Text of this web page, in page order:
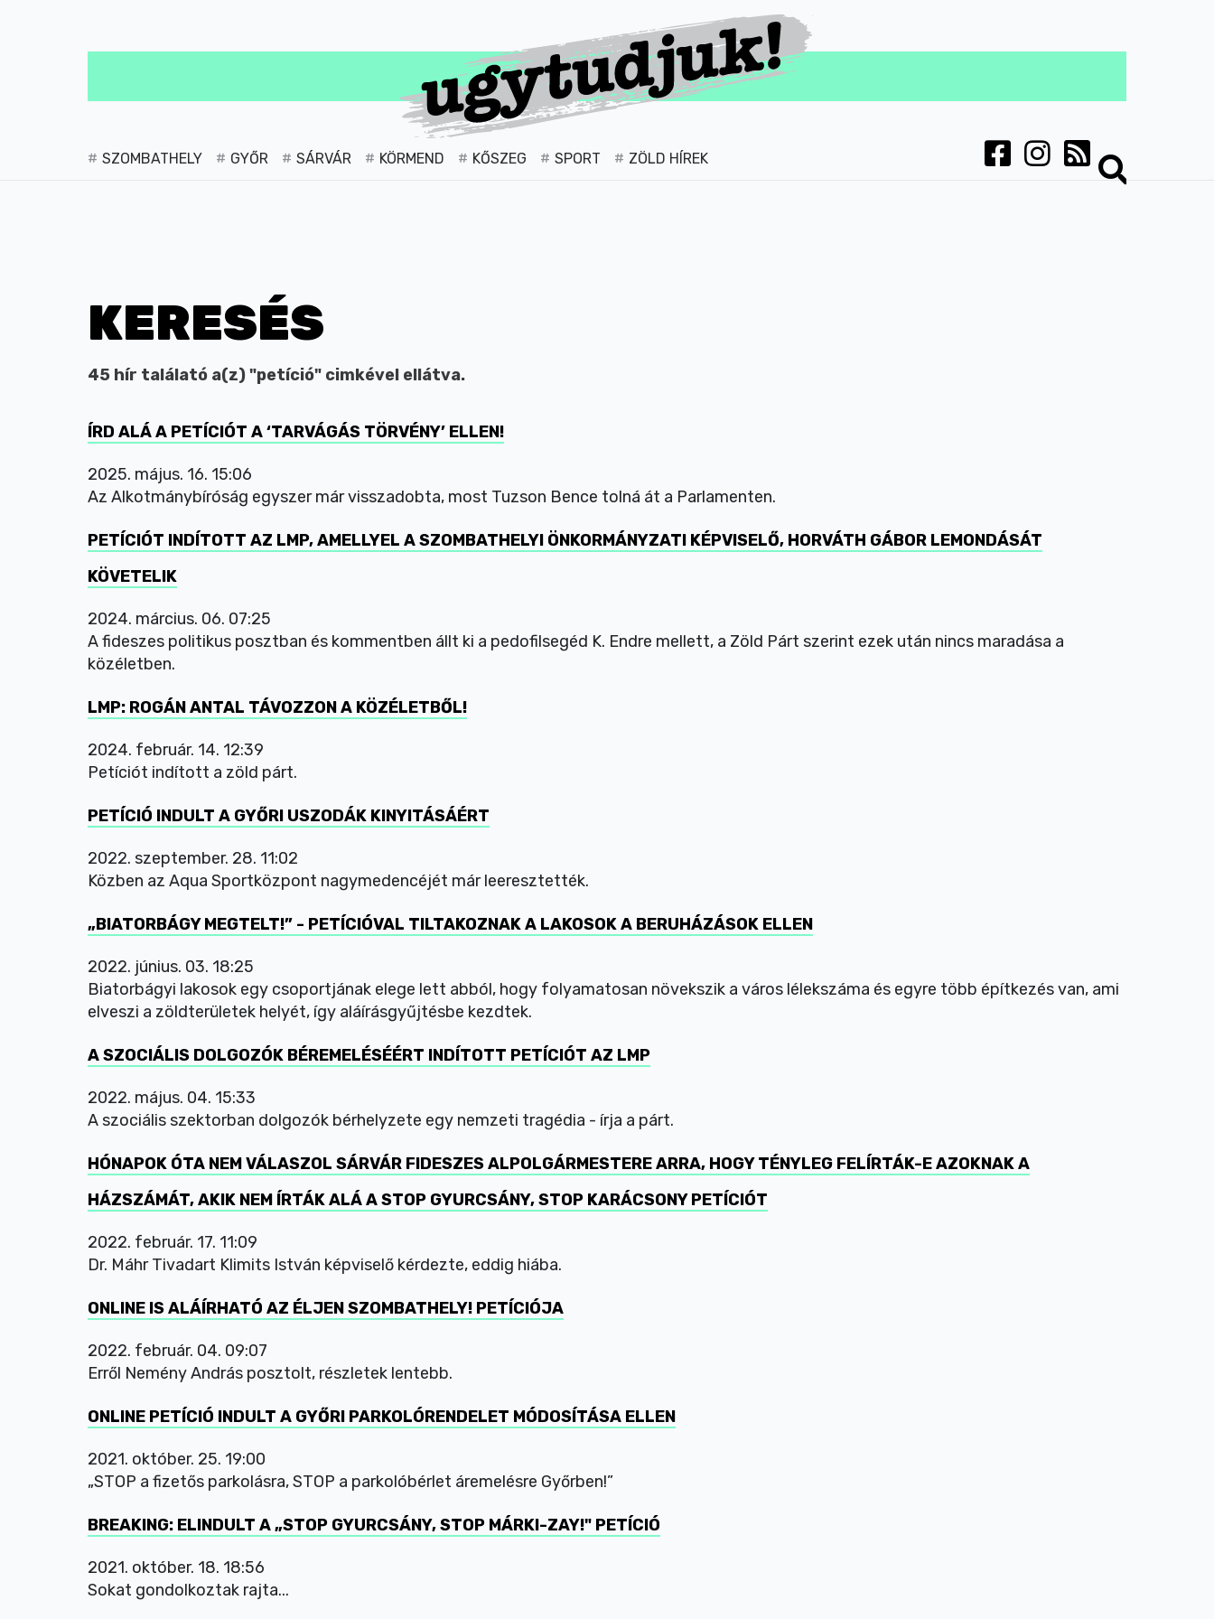
SZOMBATHELY GYŐR SÁRVÁR KÖRMEND KŐSZEG SPORT ZÖLD HÍREK
KERESÉS
45 hír találató a(z) "petíció" cimkével ellátva.
ÍRD ALÁ A PETÍCIÓT A ‘TARVÁGÁS TÖRVÉNY’ ELLEN!
2025. május. 16. 15:06
Az Alkotmánybíróság egyszer már visszadobta, most Tuzson Bence tolná át a Parlamenten.
PETÍCIÓT INDÍTOTT AZ LMP, AMELLYEL A SZOMBATHELYI ÖNKORMÁNYZATI KÉPVISELŐ, HORVÁTH GÁBOR LEMONDÁSÁT
KÖVETELIK
2024. március. 06. 07:25
A fideszes politikus posztban és kommentben állt ki a pedofilsegéd K. Endre mellett, a Zöld Párt szerint ezek után nincs maradása a
közéletben.
LMP: ROGÁN ANTAL TÁVOZZON A KÖZÉLETBŐL!
2024. február. 14. 12:39
Petíciót indított a zöld párt.
PETÍCIÓ INDULT A GYŐRI USZODÁK KINYITÁSÁÉRT
2022. szeptember. 28. 11:02
Közben az Aqua Sportközpont nagymedencéjét már leeresztették.
„BIATORBÁGY MEGTELT!” - PETÍCIÓVAL TILTAKOZNAK A LAKOSOK A BERUHÁZÁSOK ELLEN
2022. június. 03. 18:25
Biatorbágyi lakosok egy csoportjának elege lett abból, hogy folyamatosan növekszik a város lélekszáma és egyre több építkezés van, ami
elveszi a zöldterületek helyét, így aláírásgyűjtésbe kezdtek.
A SZOCIÁLIS DOLGOZÓK BÉREMELÉSÉÉRT INDÍTOTT PETÍCIÓT AZ LMP
2022. május. 04. 15:33
A szociális szektorban dolgozók bérhelyzete egy nemzeti tragédia - írja a párt.
HÓNAPOK ÓTA NEM VÁLASZOL SÁRVÁR FIDESZES ALPOLGÁRMESTERE ARRA, HOGY TÉNYLEG FELÍRTÁK-E AZOKNAK A
HÁZSZÁMÁT, AKIK NEM ÍRTÁK ALÁ A STOP GYURCSÁNY, STOP KARÁCSONY PETÍCIÓT
2022. február. 17. 11:09
Dr. Máhr Tivadart Klimits István képviselő kérdezte, eddig hiába.
ONLINE IS ALÁÍRHATÓ AZ ÉLJEN SZOMBATHELY! PETÍCIÓJA
2022. február. 04. 09:07
Erről Nemény András posztolt, részletek lentebb.
ONLINE PETÍCIÓ INDULT A GYŐRI PARKOLÓRENDELET MÓDOSÍTÁSA ELLEN
2021. október. 25. 19:00
„STOP a fizetős parkolásra, STOP a parkolóbérlet áremelésre Győrben!”
BREAKING: ELINDULT A „STOP GYURCSÁNY, STOP MÁRKI-ZAY!" PETÍCIÓ
2021. október. 18. 18:56
Sokat gondolkoztak rajta...